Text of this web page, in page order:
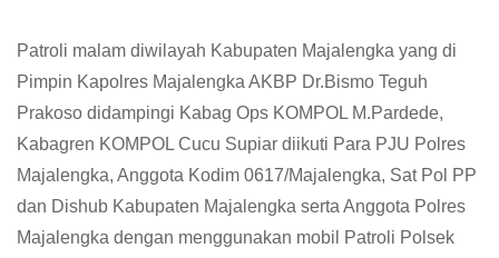
Patroli malam diwilayah Kabupaten Majalengka yang di
Pimpin Kapolres Majalengka AKBP Dr.Bismo Teguh
Prakoso didampingi Kabag Ops KOMPOL M.Pardede,
Kabagren KOMPOL Cucu Supiar diikuti Para PJU Polres
Majalengka, Anggota Kodim 0617/Majalengka, Sat Pol PP
dan Dishub Kabupaten Majalengka serta Anggota Polres
Majalengka dengan menggunakan mobil Patroli Polsek